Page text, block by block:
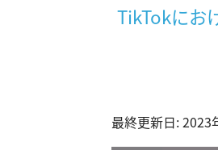
TikTokにお
最終更新日: 2023